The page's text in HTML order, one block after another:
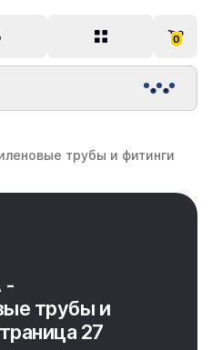
0
трубы и фитинги
-
трубы и
27